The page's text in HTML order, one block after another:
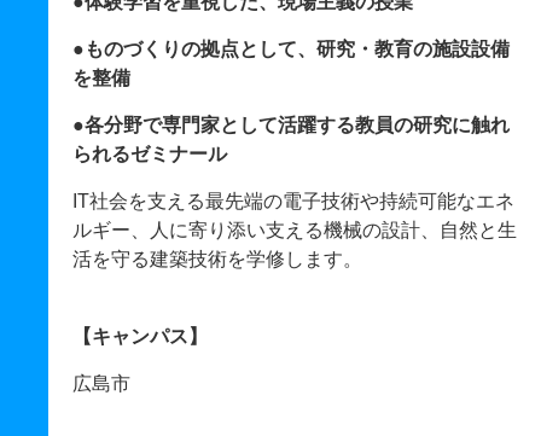
●ものづくりの拠点として、研究・教育の施設設備
を整備
●各分野で専門家として活躍する教員の研究に触れ
られるゼミナール
IT社会を支える最先端の電子技術や持続可能なエネ
ルギー、人に寄り添い支える機械の設計、自然と生
活を守る建築技術を学修します。
【キャンパス】
広島市